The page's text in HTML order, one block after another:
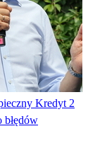
Kredyt 2
błędów